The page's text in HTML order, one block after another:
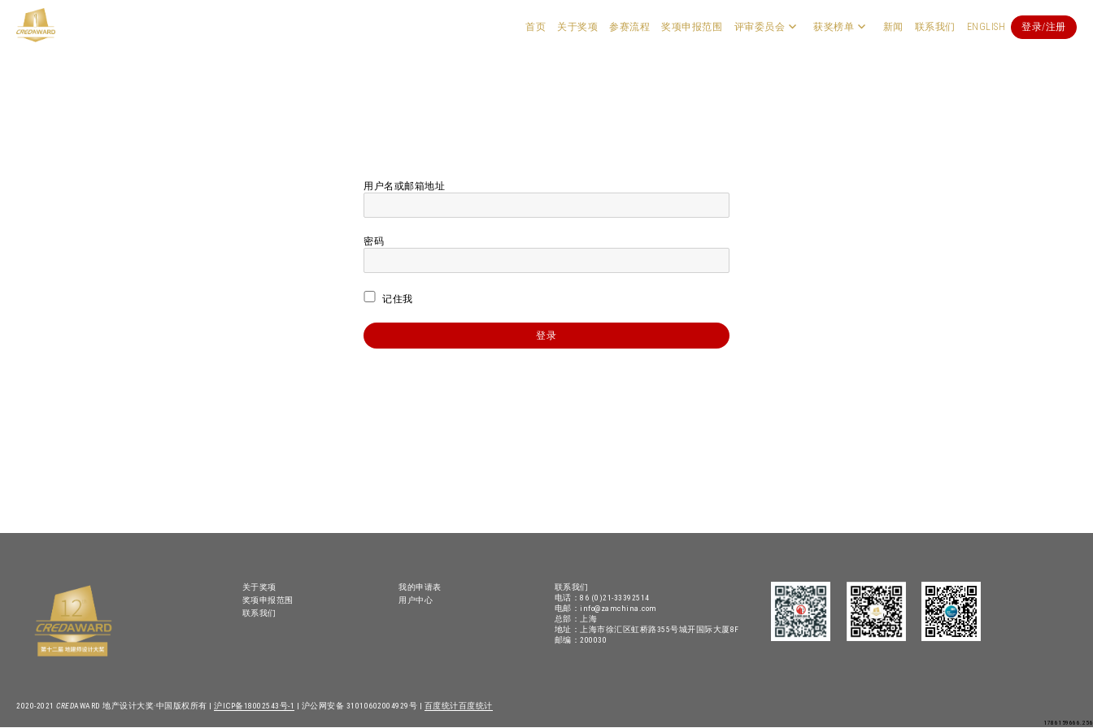
首页 关于奖项 参赛流程 奖项申报范围 评审委员会 获奖榜单 新闻 联系我们 ENGLISH 登录/注册
用户名或邮箱地址
密码
记住我
关于奖项
奖项申报范围
联系我们
我的申请表
用户中心
联系我们
电话：86 (0)21-33392514
电邮：info@zamchina.com
总部：上海
地址：上海市徐汇区虹桥路355号城开国际大厦8F
邮编：200030
2020-2021 CREDAWARD 地产设计大奖·中国版权所有 | 沪ICP备18002543号-1 | 沪公网安备 31010602004929号 | 百度统计百度统计
1786159666.256